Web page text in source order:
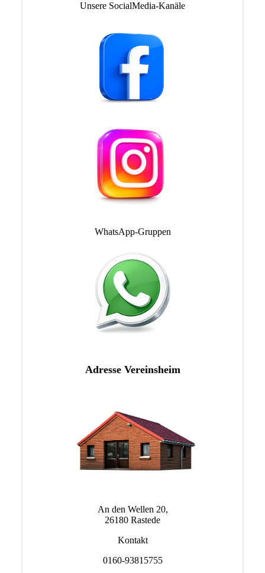
Unsere SocialMedia-Kanäle
WhatsApp-Gruppen
Adresse Vereinsheim
An den Wellen 20,
26180 Rastede
Kontakt
0160-93815755